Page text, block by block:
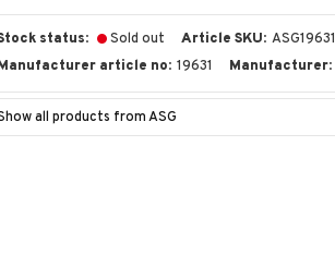
status Sold out Article SKU ASG19631
article no 19631 Manufacturer
all products from ASG